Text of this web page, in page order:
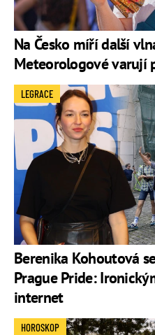
Na Česko míří další
Meteorologové varují
Berenika Kohoutová
Prague Pride:
internet
LEGRACE
HOROSKOP